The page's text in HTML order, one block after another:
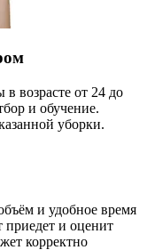
возрасте от 24 до
и обучение.
уборки.
и удобное время
приедет и оценит
корректно